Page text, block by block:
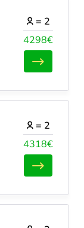
4298€
= 2
4318€
= 2